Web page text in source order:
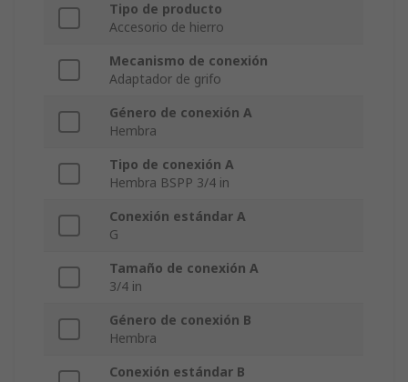
Tipo de producto
Accesorio de hierro
Mecanismo de conexión
Adaptador de grifo
Género de conexión A
Hembra
Tipo de conexión A
Hembra BSPP 3/4 in
Conexión estándar A
G
Tamaño de conexión A
3/4 in
Género de conexión B
Hembra
Conexión estándar B